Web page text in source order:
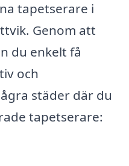
tapetserare i
Genom att
du enkelt få
och
städer där du
tapetserare: